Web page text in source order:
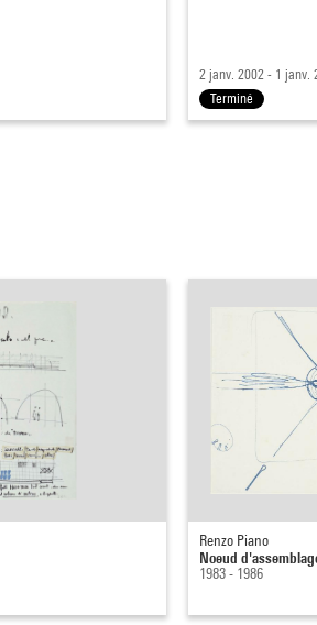
2 janv. 2002 - 1 janv.
Terminé
Renzo Piano
Noeud
1983 - 1986